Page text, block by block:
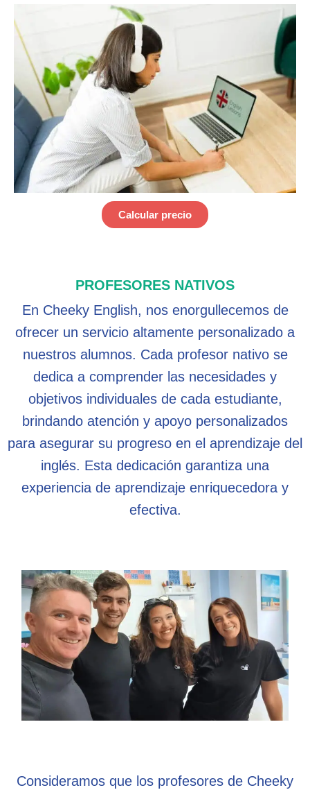
Calcular precio
PROFESORES NATIVOS
En Cheeky English, nos enorgullecemos de
ofrecer un servicio altamente personalizado a
nuestros alumnos. Cada profesor nativo se
dedica a comprender las necesidades y
objetivos individuales de cada estudiante,
brindando atención y apoyo personalizados
para asegurar su progreso en el aprendizaje del
inglés. Esta dedicación garantiza una
experiencia de aprendizaje enriquecedora y
efectiva.
Consideramos que los profesores de Cheeky